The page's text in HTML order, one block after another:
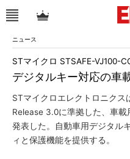
ニュース
デジタルキー対応の車
STマイクロ STSAFE-VJ100-
STマイクロエレクトロニク
Release 3.0に準拠した、車載
発表した。自動車用デジタル
ィと保護機能を提供する。